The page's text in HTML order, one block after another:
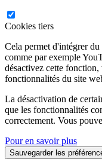
Cookies tiers
Cela permet d'intégrer
comme par exemple
désactivez cette
fonctionnalités du site
La désactivation de
que les fonctionnalités
correctement. Vous
Pour en savoir plus
Sauvegarder les